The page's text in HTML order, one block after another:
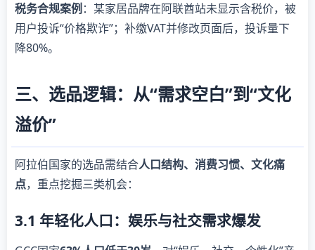
税务合规案例 ：某家居品牌在阿联酋站未显示含税价，被
用户投诉“价格欺诈”；补缴VAT并修改页面后，投诉量下
降80%。
三、选品逻辑：从“需求空白”到“文化
溢价”
阿拉伯国家的选品需结合人口结构、消费习惯、文化痛
点，重点挖掘三类机会：
3.1 年轻化人口：娱乐与社交需求爆发